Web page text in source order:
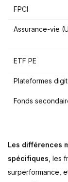
FPCI
Assurance-vie
ETF PE
Plateformes
Fonds
Les différences
spécifiques , les
surperformance,